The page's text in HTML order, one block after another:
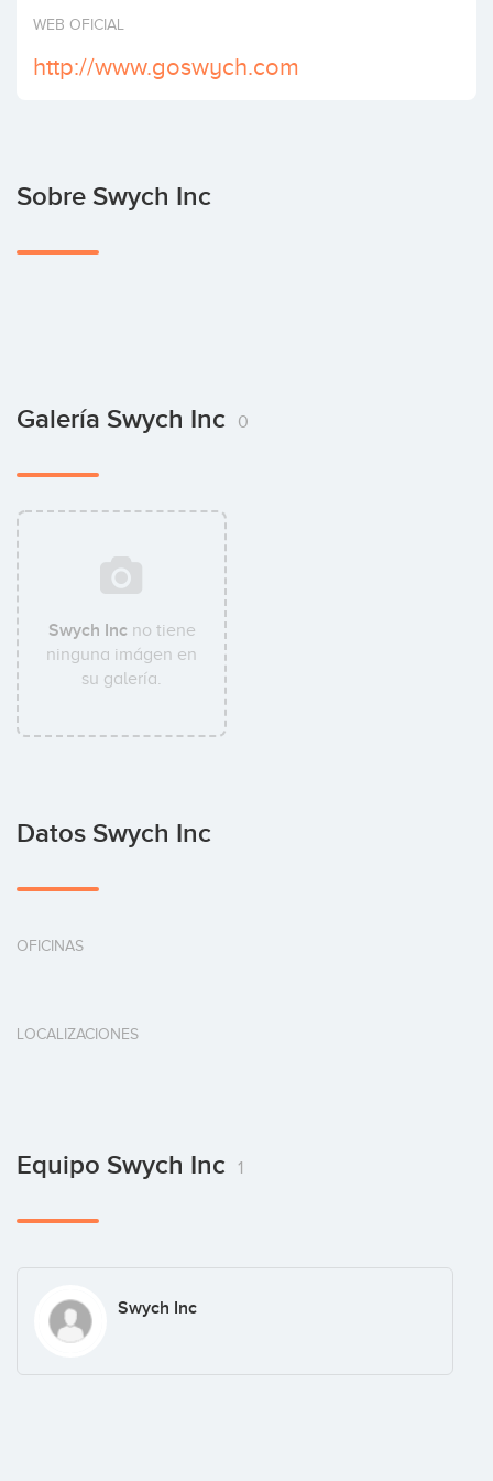
Invertir
WEB OFICIAL
http://www.goswych.com
Sobre Swych Inc
Galería Swych Inc 0
Swych Inc no tiene
ninguna imágen en
su galería.
Datos Swych Inc
OFICINAS
LOCALIZACIONES
Equipo Swych Inc 1
Swych Inc